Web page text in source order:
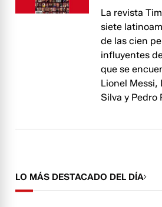
La revista
siete
de las cien
influyentes
que se
Lionel Messi,
Silva y Pedro
LO MÁS DESTACADO DEL DÍA